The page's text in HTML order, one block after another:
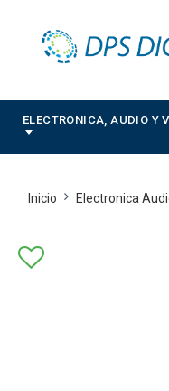
ELECTRONICA, AUDIO Y
Inicio Electronica